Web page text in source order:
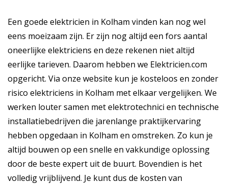
Een goede elektricien in Kolham vinden kan nog wel
eens moeizaam zijn. Er zijn nog altijd een fors aantal
oneerlijke elektriciens en deze rekenen niet altijd
eerlijke tarieven. Daarom hebben we Elektricien.com
opgericht. Via onze website kun je kosteloos en zonder
risico elektriciens in Kolham met elkaar vergelijken. We
werken louter samen met elektrotechnici en technische
installatiebedrijven die jarenlange praktijkervaring
hebben opgedaan in Kolham en omstreken. Zo kun je
altijd bouwen op een snelle en vakkundige oplossing
door de beste expert uit de buurt. Bovendien is het
volledig vrijblijvend. Je kunt dus de kosten van